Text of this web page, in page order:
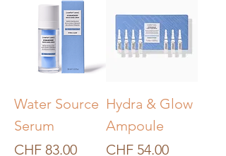
Water Source
Serum
Preis
CHF 83.00
Hydra & Glow
Ampoule
Preis
CHF 54.00